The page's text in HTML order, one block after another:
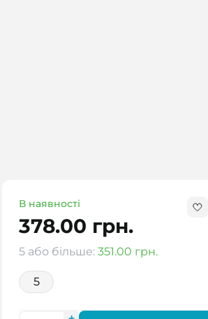
В наявності
378.00 грн.
5 або більше: 351.00 грн.
5